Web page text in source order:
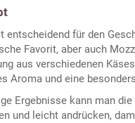
entscheidend für den
Favorit, aber auch
aus verschiedenen
Aroma und eine
Ergebnisse kann man
und leicht andrücken,